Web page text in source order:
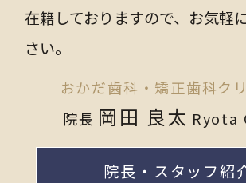
在籍しておりますので、お気軽
さい。
おかだ歯科・ 矯正歯科ク
院長 岡田 良太 Ryota
院長・スタッフ紹